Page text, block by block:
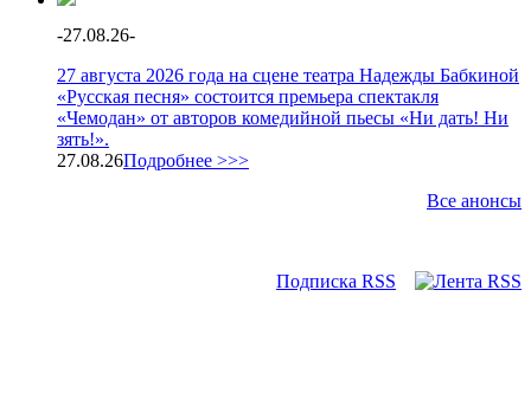
-27.08.26-
27 августа 2026 года на сцене театра Надежды Бабкиной
«Русская песня» состоится премьера спектакля
«Чемодан» от авторов комедийной пьесы «Ни дать! Ни
зять!».
27.08.26Подробнее >>>
Все анонсы
Подписка RSS